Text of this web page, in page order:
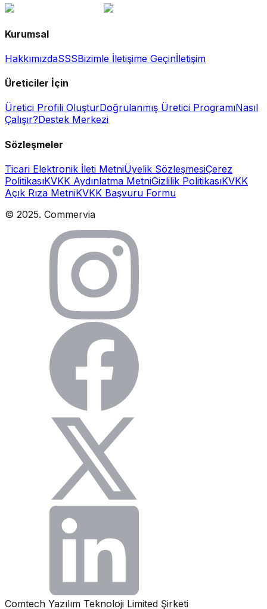
Kurumsal
HakkımızdaSSSBizimle İletişime Geçinİletişim
Üreticiler İçin
Üretici Profili OluşturDoğrulanmış Üretici ProgramıNasıl
Çalışır?Destek Merkezi
Sözleşmeler
Ticari Elektronik İleti MetniÜyelik SözleşmesiÇerez
PolitikasıKVKK Aydınlatma MetniGizlilik PolitikasıKVKK
Açık Rıza MetniKVKK Başvuru Formu
© 2025. Commervia
Comtech Yazılım Teknoloji Limited Şirketi